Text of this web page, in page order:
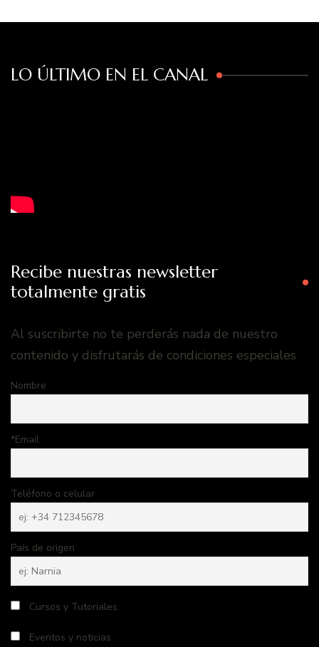
LO ÚLTIMO EN EL CANAL
Recibe nuestras newsletter
totalmente gratis
Al suscribirte no te perderás nada de nuestro
contenido y disfrutarás de condiciones especiales
Nombre
*Email
Teléfono o celular
País de origen
Cursos y Tutoriales
Eventos y noticias